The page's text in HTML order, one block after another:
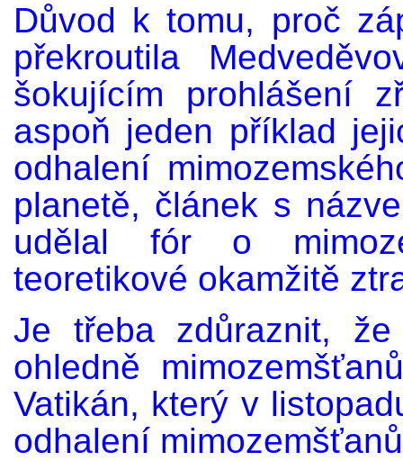
Důvod k tomu, proč
překroutila
šokujícím prohlášení
aspoň jeden příklad
odhalení
planetě, článek s
udělal fór o
teoretikové okamžitě
Je třeba zdůraznit, že
ohledně
Vatikán, který v
odhalení